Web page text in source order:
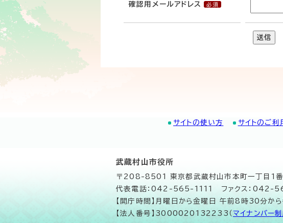
確認用メールアドレス
送信
サイトの使い方 サイトのご利
武蔵村山市役所
〒208-8501 東京都武蔵村山市本町一丁目1
代表電話：042-565-1111 ファクス：042-
【開庁時間】月曜日から金曜日 午前8時30分か
【法人番号】3000020132233（ マイナンバー